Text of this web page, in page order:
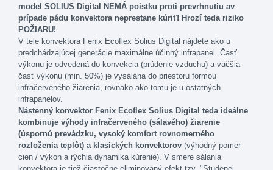
model SOLIUS Digital NEMÁ poistku proti prevrhnutiu av
prípade pádu konvektora neprestane kúriť! Hrozí teda riziko
POŽIARU!
V tele konvektora Fenix Ecoflex Solius Digital nájdete ako u
predchádzajúcej generácie maximálne účinný infrapanel Časť
výkonu je odvedená do konvekcia (prúdenie vzduchu) a väčšia
časť výkonu (min 50%) je vysálána do priestoru formou
infračerveného žiarenia rovnako ako tomu je u ostatných
infrapanelov.
Nástenný konvektor Fenix Ecoflex Solius Digital teda ideálne
kombinuje výhody infračerveného (sálavého) žiarenie
(úspornú prevádzku, vysoký komfort rovnomerného
rozloženia teplôt) a klasických konvektorov (výhodný pomer
cien / výkon a rýchla dynamika kúrenie) V smere sálania